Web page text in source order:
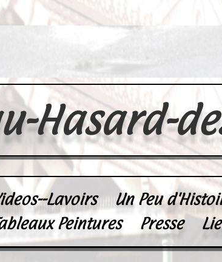
Hasard-
Lavoirs Un Peu
Peintures
Presse